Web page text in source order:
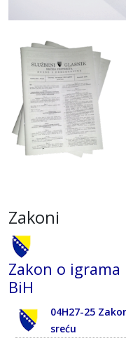
Zakoni
Zakon o
BiH
04H27-25
sreću